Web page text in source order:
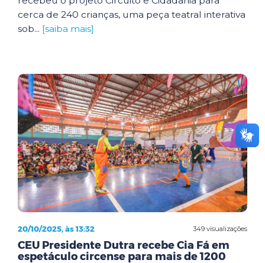
cerca de 240 crianças, uma peça teatral interativa
sob... [saiba mais]
349 visualizações
20/10/2025, às 13:32
CEU Presidente Dutra recebe Cia Fá em
espetáculo circense para mais de 1200